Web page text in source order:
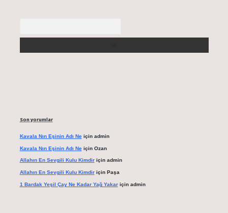
Son yorumlar
Kavala Nın Eşinin Adı Neiçin admin
Kavala Nın Eşinin Adı Neiçin Ozan
Allahın En Sevgili Kulu Kimdiriçin admin
Allahın En Sevgili Kulu Kimdiriçin Paşa
1 Bardak Yeşil Çay Ne Kadar Yağ Yakariçin admin